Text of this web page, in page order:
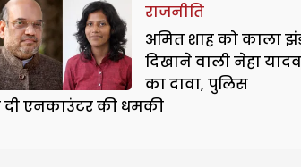
राजनीति
अमित शाह को काला
दिखाने वाली नेहा यादव
का दावा, पुलिस
एनकाउंटर की धमकी